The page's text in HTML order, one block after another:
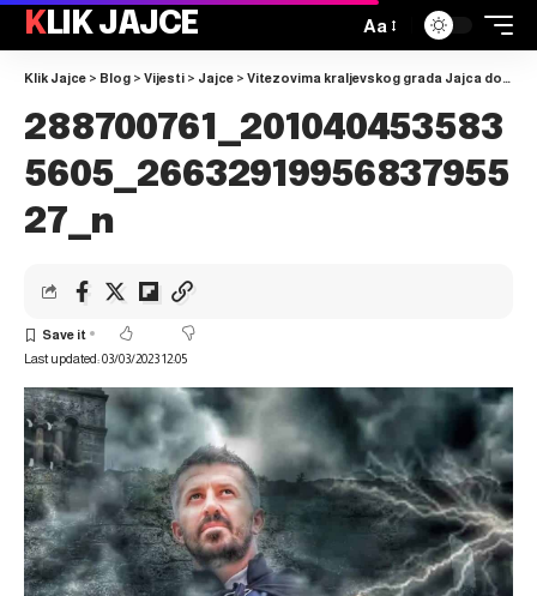
KLIK JAJCE Aa
Klik Jajce > Blog > Vijesti > Jajce > Vitezovima kraljevskog grada Jajca dodijeljen objekt za sjedište udruge
288700761_201040453583
5605_26632919956837955
27_n
Last updated: 03/03/2023 12:05